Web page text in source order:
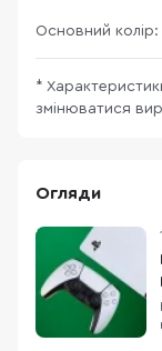
Основний колір:
*
змінюватися
Огляди